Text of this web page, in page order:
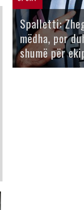
Spalletti:
mëdha, por
shumë për